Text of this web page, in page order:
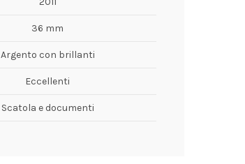
36 mm
Argento con brillanti
Eccellenti
Scatola e documenti